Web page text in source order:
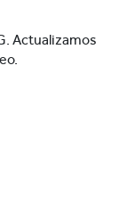
Actualizamos